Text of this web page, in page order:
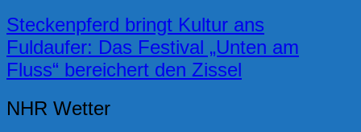
Steckenpferd bringt Kultur ans
Fuldaufer: Das Festival „Unten am
Fluss“ bereichert den Zissel
NHR Wetter